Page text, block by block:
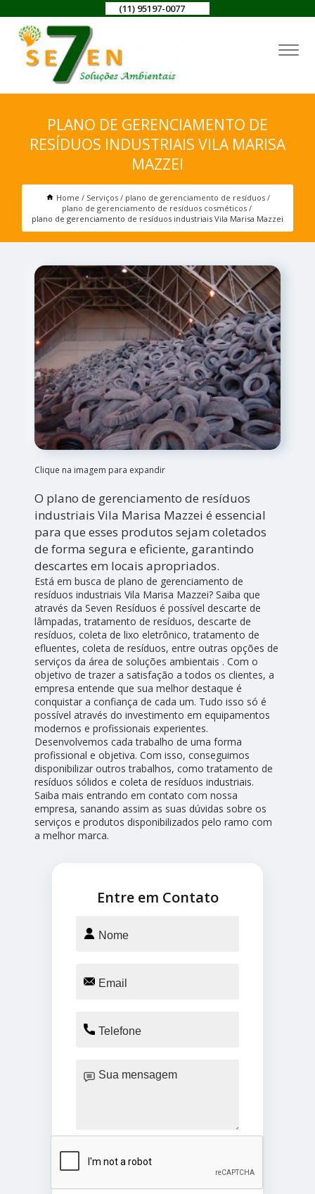
(11) 95197-0077
PLANO DE GERENCIAMENTO DE
RESÍDUOS INDUSTRIAIS VILA MARISA
MAZZEI
Home Serviços
plano de gerenciamento de resíduos
plano de gerenciamento de resíduos cosméticos
plano de gerenciamento de resíduos industriais Vila Marisa Mazzei
Clique na imagem para expandir
O plano de gerenciamento de resíduos
industriais Vila Marisa Mazzei é essencial
para que esses produtos sejam coletados
de forma segura e eficiente, garantindo
descartes em locais apropriados.
Está em busca de plano de gerenciamento de
resíduos industriais Vila Marisa Mazzei? Saiba que
através da Seven Resíduos é possível descarte de
lâmpadas, tratamento de resíduos, descarte de
resíduos, coleta de lixo eletrônico, tratamento de
efluentes, coleta de resíduos, entre outras opções de
serviços da área de soluções ambientais . Com o
objetivo de trazer a satisfação a todos os clientes, a
empresa entende que sua melhor destaque é
conquistar a confiança de cada um. Tudo isso só é
possível através do investimento em equipamentos
modernos e profissionais experientes.
Desenvolvemos cada trabalho de uma forma
profissional e objetiva. Com isso, conseguimos
disponibilizar outros trabalhos, como tratamento de
resíduos sólidos e coleta de resíduos industriais.
Saiba mais entrando em contato com nossa
empresa, sanando assim as suas dúvidas sobre os
serviços e produtos disponibilizados pelo ramo com
a melhor marca.
Entre em Contato